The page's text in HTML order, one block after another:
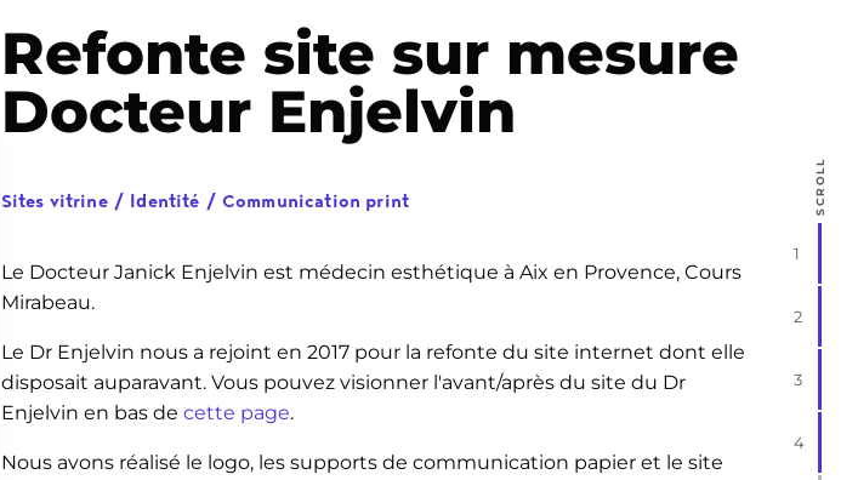
SCROLL
1
2
3
4
Refonte site sur mesure
Docteur Enjelvin
Sites vitrine / Identité / Communication print
Le Docteur Janick Enjelvin est médecin esthétique à Aix en Provence, Cours
Mirabeau.
Le Dr Enjelvin nous a rejoint en 2017 pour la refonte du site internet dont elle
disposait auparavant. Vous pouvez visionner l'avant/après du site du Dr
Enjelvin en bas de cette page.
Nous avons réalisé le logo, les supports de communication papier et le site